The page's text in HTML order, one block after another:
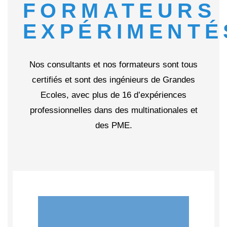
FORMATEURS
Nos consultants et nos formateurs sont tous
certifiés et sont des ingénieurs de Grandes
Ecoles, avec plus de 16 d’expériences
professionnelles dans des multinationales et
des PME.